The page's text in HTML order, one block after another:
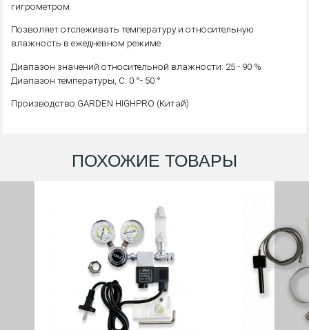
гигрометром.
Позволяет отслеживать температуру и относительную
влажность в ежедневном режиме.
Диапазон значений относительной влажности: 25 - 90 %
Диапазон температуры, С: 0 °- 50 °
Производство GARDEN HIGHPRO (Китай).
ПОХОЖИЕ ТОВАРЫ